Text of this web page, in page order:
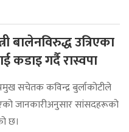
बालेनविरुद्ध उत्रिएका
कडाइ गर्दै रास्वपा
सचेतक कविन्द्र बुर्लाकोटीले
जानकारीअनुसार सांसदहरूको
छ।